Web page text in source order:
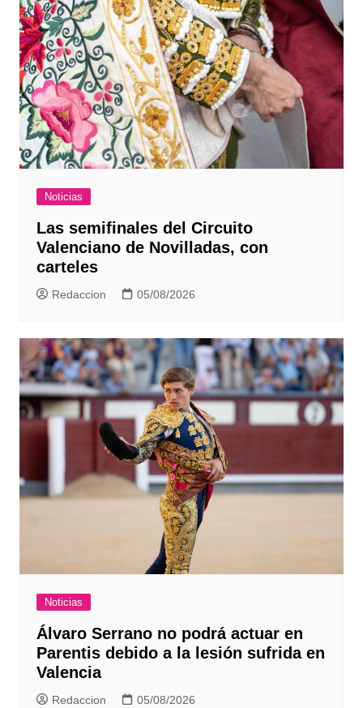
Noticias
Las semifinales del Circuito
Valenciano de Novilladas, con
carteles
Redaccion 05/08/2026
Noticias
Álvaro Serrano no podrá actuar en
Parentis debido a la lesión sufrida en
Valencia
Redaccion 05/08/2026